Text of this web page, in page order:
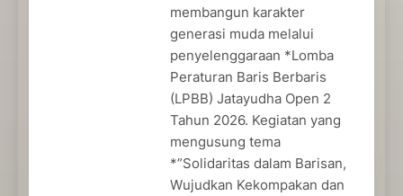
membangun karakter
generasi muda melalui
penyelenggaraan *Lomba
Peraturan Baris Berbaris
(LPBB) Jatayudha Open 2
Tahun 2026. Kegiatan yang
mengusung tema
*”Solidaritas dalam Barisan,
Wujudkan Kekompakan dan